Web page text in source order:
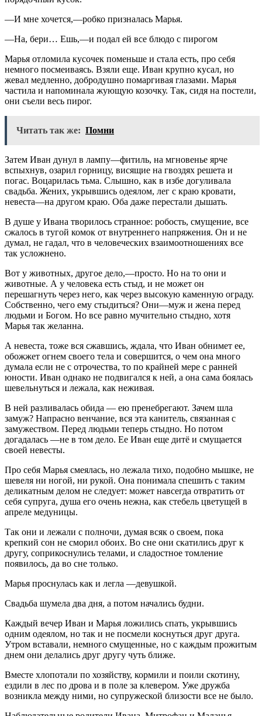
—И мне хочется,—робко призналась Марья.
—На, бери… Ешь,—и подал ей все блюдо с пирогом
Марья отломила кусочек поменьше и стала есть, про себя
немного посмеиваясь. Взяли еще. Иван крупно кусал, но
жевал медленно, добродушно помаргивая глазами. Марья
частила и напоминала жующую козочку. Так, сидя на постели,
они съели весь пирог.
Читать так же: Помни
Затем Иван дунул в лампу—фитиль, на мгновенье ярче
вспыхнув, озарил горницу, висящие на гвоздях решета и
погас. Воцарилась тьма. Слышно, как в избе догуливала
свадьба. Жених, укрывшись одеялом, лег с краю кровати,
невеста—на другом краю. Оба даже перестали дышать.
В душе у Ивана творилось странное: робость, смущение, все
сжалось в тугой комок от внутреннего напряжения. Он и не
думал, не гадал, что в человеческих взаимоотношениях все
так усложнено.
Вот у животных, другое дело,—просто. Но на то они и
животные. А у человека есть стыд, и не может он
перешагнуть через него, как через высокую каменную ограду.
Собственно, чего ему стыдиться? Они—муж и жена перед
людьми и Богом. Но все равно мучительно стыдно, хотя
Марья так желанна.
А невеста, тоже вся сжавшись, ждала, что Иван обнимет ее,
обожжет огнем своего тела и совершится, о чем она много
думала если не с отрочества, то по крайней мере с ранней
юности. Иван однако не подвигался к ней, а она сама боялась
шевельнуться и лежала, как неживая.
В ней разливалась обида — ею пренебрегают. Зачем шла
замуж? Напрасно венчание, вся эта канитель, связанная с
замужеством. Перед людьми теперь стыдно. Но потом
догадалась —не в том дело. Ее Иван еще дитё и смущается
своей невесты.
Про себя Марья смеялась, но лежала тихо, подобно мышке, не
шевеля ни ногой, ни рукой. Она понимала спешить с таким
деликатным делом не следует: может навсегда отвратить от
себя супруга, душа его очень нежна, как стебель цветущей в
апреле медуницы.
Так они и лежали с полночи, думая всяк о своем, пока
крепкий сон не сморил обоих. Во сне они скатились друг к
другу, соприкоснулись телами, и сладостное томление
появилось, да во сне только.
Марья проснулась как и легла —девушкой.
Свадьба шумела два дня, а потом начались будни.
Каждый вечер Иван и Марья ложились спать, укрывшись
одним одеялом, но так и не посмели коснуться друг друга.
Утром вставали, немного смущенные, но с каждым прожитым
днем они делались друг другу чуть ближе.
Вместе хлопотали по хозяйству, кормили и поили скотину,
ездили в лес по дрова и в поле за клевером. Уже дружба
возникла между ними, но супружеской близости все не было.